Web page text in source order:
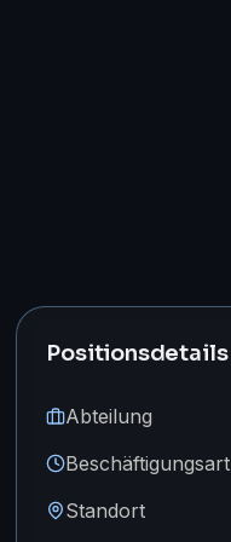
Positionsdetails
Abteilung
Beschäftigungsart
Standort